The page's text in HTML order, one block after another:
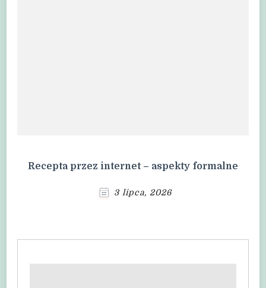
Recepta przez internet – aspekty formalne
3 lipca, 2026